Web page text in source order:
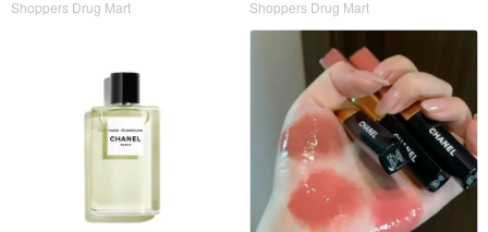
Shoppers Drug Mart Shoppers Drug Mart